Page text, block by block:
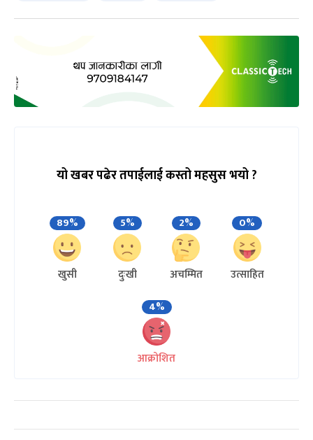
यो खबर पढेर तपाईलाई कस्तो महसुस भयो ?
89%
खुसी
5%
दुःखी
2%
अचम्मित
0%
उत्साहित
4%
आक्रोशित